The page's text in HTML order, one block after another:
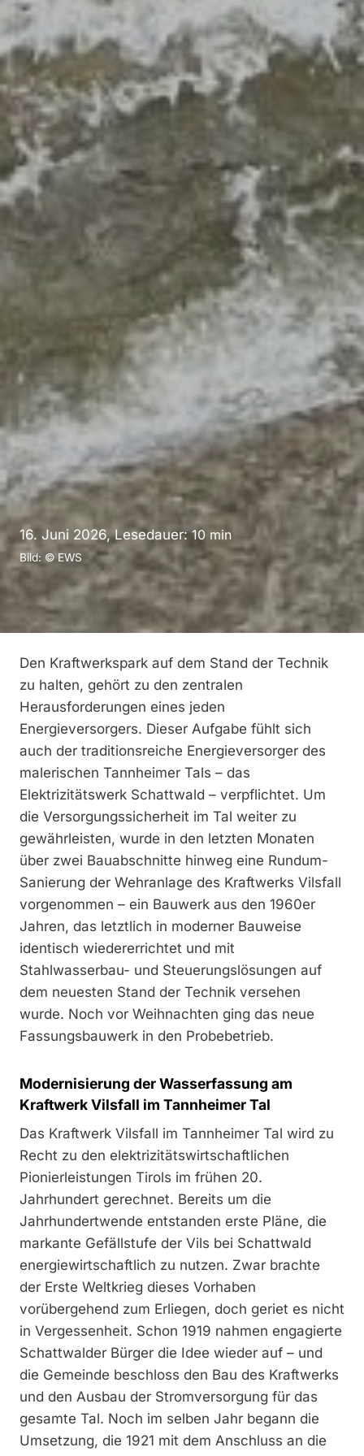
16. Juni 2026, Lesedauer:10 min
Bild: © EWS
Den Kraftwerkspark auf dem Stand der Technik
zu halten, gehört zu den zentralen
Herausforderungen eines jeden
Energieversorgers. Dieser Aufgabe fühlt sich
auch der traditionsreiche Energieversorger des
malerischen Tannheimer Tals – das
Elektrizitätswerk Schattwald – verpflichtet. Um
die Versorgungssicherheit im Tal weiter zu
gewährleisten, wurde in den letzten Monaten
über zwei Bauabschnitte hinweg eine Rundum-
Sanierung der Wehranlage des Kraftwerks Vilsfall
vorgenommen – ein Bauwerk aus den 1960er
Jahren, das letztlich in moderner Bauweise
identisch wiedererrichtet und mit
Stahlwasserbau- und Steuerungslösungen auf
dem neuesten Stand der Technik versehen
wurde. Noch vor Weihnachten ging das neue
Fassungsbauwerk in den Probebetrieb.
Modernisierung der Wasserfassung am
Kraftwerk Vilsfall im Tannheimer Tal
Das Kraftwerk Vilsfall im Tannheimer Tal wird zu
Recht zu den elektrizitätswirtschaftlichen
Pionierleistungen Tirols im frühen 20.
Jahrhundert gerechnet. Bereits um die
Jahrhundertwende entstanden erste Pläne, die
markante Gefällstufe der Vils bei Schattwald
energiewirtschaftlich zu nutzen. Zwar brachte
der Erste Weltkrieg dieses Vorhaben
vorübergehend zum Erliegen, doch geriet es nicht
in Vergessenheit. Schon 1919 nahmen engagierte
Schattwalder Bürger die Idee wieder auf – und
die Gemeinde beschloss den Bau des Kraftwerks
und den Ausbau der Stromversorgung für das
gesamte Tal. Noch im selben Jahr begann die
Umsetzung, die 1921 mit dem Anschluss an die